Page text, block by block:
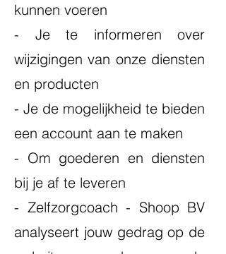
kunnen voeren
- Je te informeren over
wijzigingen van onze diensten
en producten
- Je de mogelijkheid te bieden
een account aan te maken
- Om goederen en diensten
bij je af te leveren
- Zelfzorgcoach - Shoop BV
analyseert jouw gedrag op de